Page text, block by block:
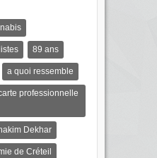
89 ans
a quoi ressemble
professionnelle
Dekhar
de Créteil